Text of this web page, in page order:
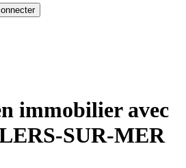
immobilier avec
SUR-MER